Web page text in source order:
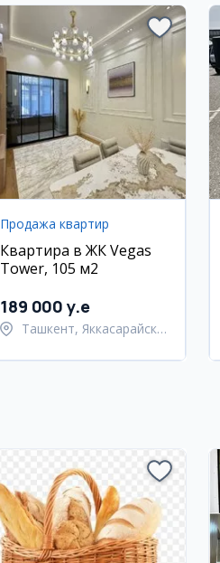
Продажа квартир
Квартира в ЖК Vegas
Tower, 105 м2
189 000 y.e
Ташкент, Яккасарайский